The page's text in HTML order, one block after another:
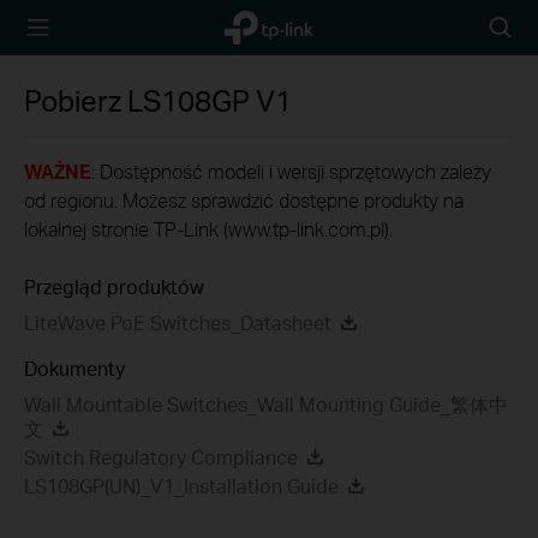
TP-Link,
Reliably
Pobierz LS108GP V1
WAŻNE: Dostępność modeli i wersji sprzętowych zależy
od regionu. Możesz sprawdzić dostępne produkty na
lokalnej stronie TP-Link (www.tp-link.com.pl).
Przegląd produktów
LiteWave PoE Switches_Datasheet
Dokumenty
Wall Mountable Switches_Wall Mounting Guide_繁体中
文
Switch Regulatory Compliance
LS108GP(UN)_V1_Installation Guide